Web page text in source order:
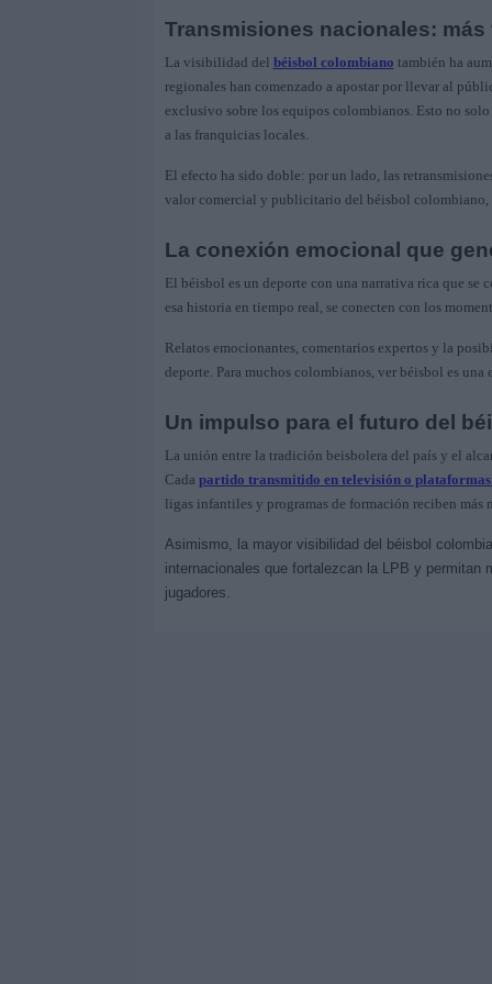
Transmisiones nacionales:
La visibilidad del béisbol colombiano también ha
regionales han comenzado a apostar por llevar al
exclusivo sobre los equipos colombianos. Esto no
a las franquicias locales.
El efecto ha sido doble: por un lado, las
valor comercial y publicitario del béisbol colombiano,
La conexión emocional que
El béisbol es un deporte con una narrativa rica que
esa historia en tiempo real, se conecten con los
Relatos emocionantes, comentarios expertos y la
deporte. Para muchos colombianos, ver béisbol es
Un impulso para el futuro del
La unión entre la tradición beisbolera del país y el
Cada partido transmitido en televisión o
ligas infantiles y programas de formación reciben más
Asimismo, la mayor visibilidad del béisbol
internacionales que fortalezcan la LPB y
jugadores.